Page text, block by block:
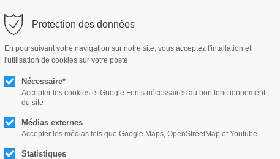
dolor sit amet:
/ 365days
San Francisco, CA 94102
vitalite.ch
Features Page Presets
Protection des données
En poursuivant votre navigation sur notre site, vous acceptez l'intallation et
l'utilisation de cookies sur votre poste
Nécessaire*
Accepter les cookies et Google Fonts nécessaires au bon fonctionnement
du site
Médias externes
Accepter les médias tels que Google Maps, OpenStreetMap et Youtube
Statistiques